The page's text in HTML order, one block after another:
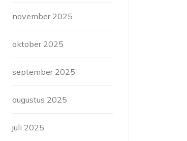
november 2025
oktober 2025
september 2025
augustus 2025
juli 2025